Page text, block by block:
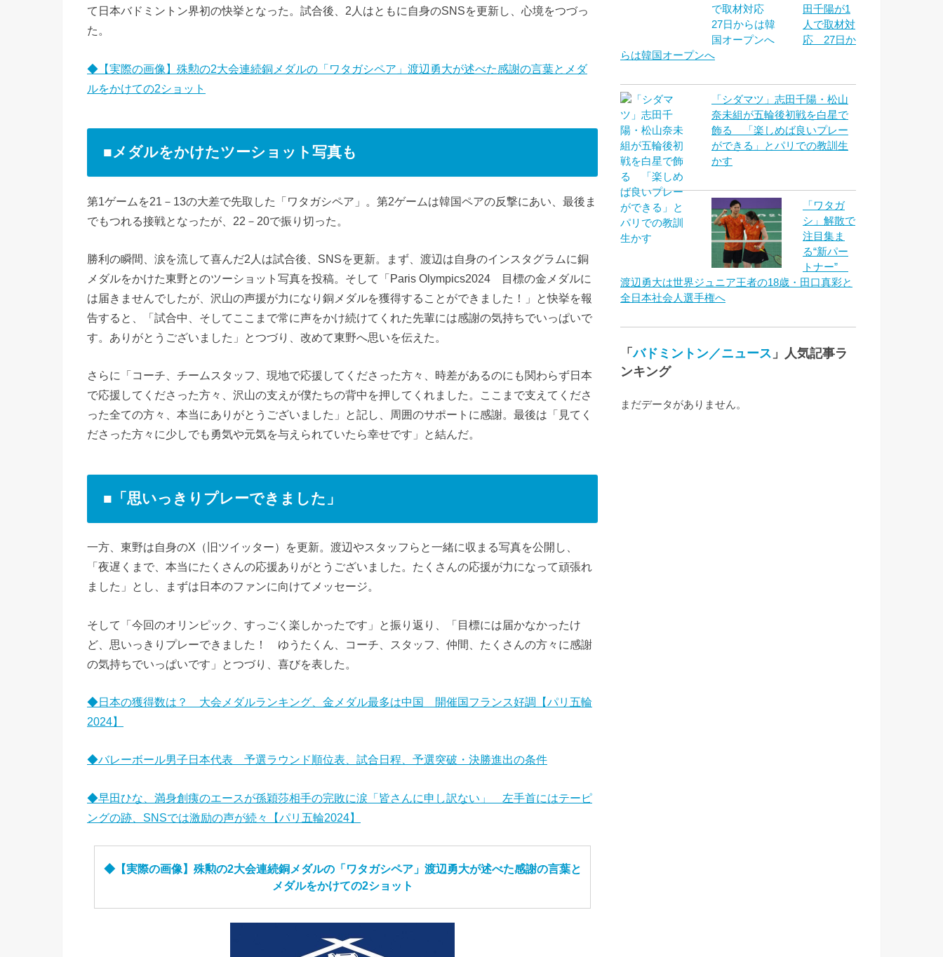
て日本バドミントン界初の快挙となった。試合後、2人はともに自身のSNSを更新し、心境をつづっ
た。
◆【実際の画像】殊勲の2大会連続銅メダルの「ワタガシペア」渡辺勇大が述べた感謝の言葉とメダ
ルをかけての2ショット
■メダルをかけたツーショット写真も
第1ゲームを21－13の大差で先取した「ワタガシペア」。第2ゲームは韓国ペアの反撃にあい、最後ま
でもつれる接戦となったが、22－20で振り切った。
勝利の瞬間、涙を流して喜んだ2人は試合後、SNSを更新。まず、渡辺は自身のインスタグラムに銅
メダルをかけた東野とのツーショット写真を投稿。そして「Paris Olympics2024 目標の金メダルに
は届きませんでしたが、沢山の声援が力になり銅メダルを獲得することができました！」と快挙を報
告すると、「試合中、そしてここまで常に声をかけ続けてくれた先輩には感謝の気持ちでいっぱいで
す。ありがとうございました」とつづり、改めて東野へ思いを伝えた。
さらに「コーチ、チームスタッフ、現地で応援してくださった方々、時差があるのにも関わらず日本
で応援してくださった方々、沢山の支えが僕たちの背中を押してくれました。ここまで支えてくださ
った全ての方々、本当にありがとうございました」と記し、周囲のサポートに感謝。最後は「見てく
ださった方々に少しでも勇気や元気を与えられていたら幸せです」と結んだ。
■「思いっきりプレーできました」
一方、東野は自身のX（旧ツイッター）を更新。渡辺やスタッフらと一緒に収まる写真を公開し、
「夜遅くまで、本当にたくさんの応援ありがとうございました。たくさんの応援が力になって頑張れ
ました」とし、まずは日本のファンに向けてメッセージ。
そして「今回のオリンピック、すっごく楽しかったです」と振り返り、「目標には届かなかったけ
ど、思いっきりプレーできました！ ゆうたくん、コーチ、スタッフ、仲間、たくさんの方々に感謝
の気持ちでいっぱいです」とつづり、喜びを表した。
◆日本の獲得数は？ 大会メダルランキング、金メダル最多は中国 開催国フランス好調【パリ五輪
2024】
◆バレーボール男子日本代表 予選ラウンド順位表、試合日程、予選突破・決勝進出の条件
◆早田ひな、満身創痍のエースが孫穎莎相手の完敗に涙「皆さんに申し訳ない」 左手首にはテーピ
ングの跡、SNSでは激励の声が続々【パリ五輪2024】
◆【実際の画像】殊勲の2大会連続銅メダルの「ワタガシペア」渡辺勇大が述べた感謝の言葉と
メダルをかけての2ショット
田千陽が1
人で取材対
応 27日か
らは韓国オープンへ
「シダマツ」志田千陽・松山
奈未組が五輪後初戦を白星で
飾る 「楽しめば良いプレー
ができる」とパリでの教訓生
かす
「ワタガ
シ」解散で
注目集ま
る“新パー
トナー”
渡辺勇大は世界ジュニア王者の18歳・田口真彩と
全日本社会人選手権へ
「バドミントン／ニュース 」人気記事ラ
ンキング
まだデータがありません。